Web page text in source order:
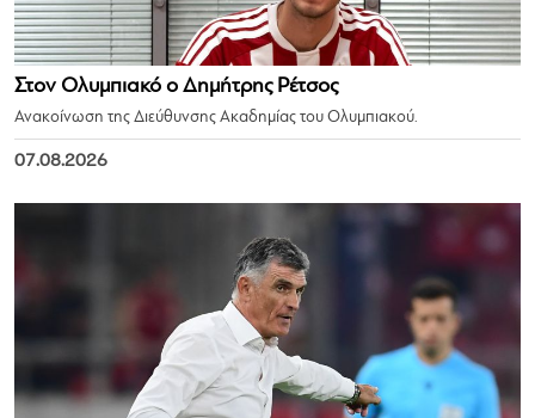
Στον Ολυμπιακό ο Δημήτρης Ρέτσος
Ανακοίνωση της Διεύθυνσης Ακαδημίας του Ολυμπιακού.
07.08.2026